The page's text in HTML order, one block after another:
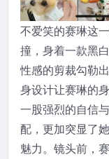
不爱笑的赛琳这
撞，身着一款黑
性感的剪裁勾勒
身设计让赛琳的
一股强烈的自信
配，更加突显了
魅力。镜头前，